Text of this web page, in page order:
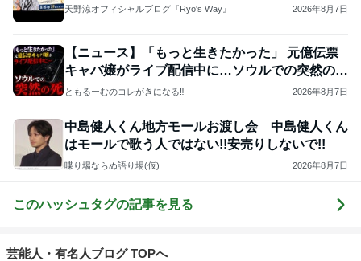
天野涼オフィシャルブログ『Ryo's Way』 2026年8月7日
【ニュース】「もっと生きたかった」 元億伝票
キャバ嬢がライブ配信中に…ソウルでの突然の
死⁉️
ともるーむのコレがきになる‼️ 2026年8月7日
中島健人くん地方モールお渡し会 中島健人くん
はモールで歌う人ではない!!安売りしないで!!
喋り場ならぬ語り場(仮) 2026年8月7日
このハッシュタグの記事を見る
芸能人・有名人ブログ TOPへ